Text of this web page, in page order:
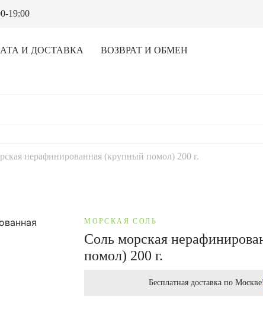
19:00
И ДОСТАВКА ВОЗВРАТ И ОБМЕН
нерафинированная (крупный помол) 200 г.
МОРСКАЯ СОЛЬ
Соль морская
помол) 200 г.
Бесплатная доставка по Москве!